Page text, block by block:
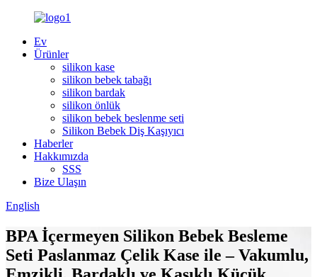
Ev
Ürünler
silikon kase
silikon bebek tabağı
silikon bardak
silikon önlük
silikon bebek beslenme seti
Silikon Bebek Diş Kaşıyıcı
Haberler
Hakkımızda
SSS
Bize Ulaşın
English
BPA İçermeyen Silikon Bebek Besleme
Seti Paslanmaz Çelik Kase ile – Vakumlu,